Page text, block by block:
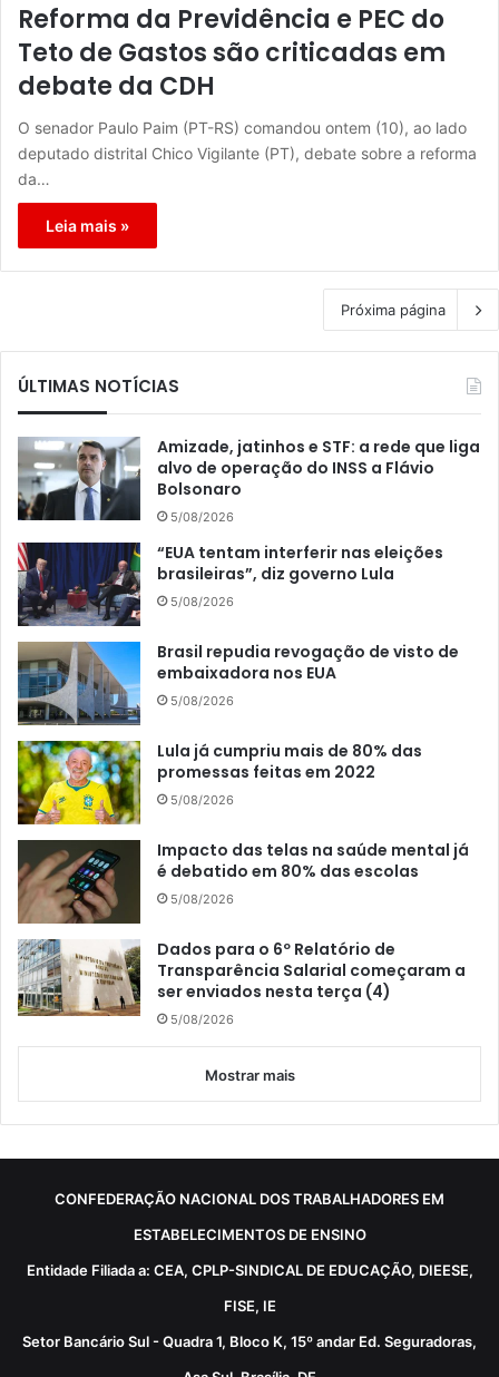
Reforma da Previdência e PEC do
Teto de Gastos são criticadas em
debate da CDH
O senador Paulo Paim (PT-RS) comandou ontem (10), ao lado
deputado distrital Chico Vigilante (PT), debate sobre a reforma
da…
Leia mais »
Próxima página
ÚLTIMAS NOTÍCIAS
Amizade, jatinhos e STF: a rede que liga
alvo de operação do INSS a Flávio
Bolsonaro
5/08/2026
“EUA tentam interferir nas eleições
brasileiras”, diz governo Lula
5/08/2026
Brasil repudia revogação de visto de
embaixadora nos EUA
5/08/2026
Lula já cumpriu mais de 80% das
promessas feitas em 2022
5/08/2026
Impacto das telas na saúde mental já
é debatido em 80% das escolas
5/08/2026
Dados para o 6º Relatório de
Transparência Salarial começaram a
ser enviados nesta terça (4)
5/08/2026
Mostrar mais
CONFEDERAÇÃO NACIONAL DOS TRABALHADORES EM
ESTABELECIMENTOS DE ENSINO
Entidade Filiada a: CEA, CPLP-SINDICAL DE EDUCAÇÃO, DIEESE,
FISE, IE
Setor Bancário Sul - Quadra 1, Bloco K, 15º andar Ed. Seguradoras,